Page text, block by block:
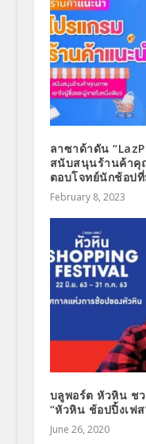
ลาซาด้าดัน
สนับสนุนร้านค้าคุ
ตอบโจทย์นักช้อป
February 8, 2023
บลูพอร์ต หัวหิน ช
“หัวหิน ช้อปปิ้งเฟส
June 26, 2020